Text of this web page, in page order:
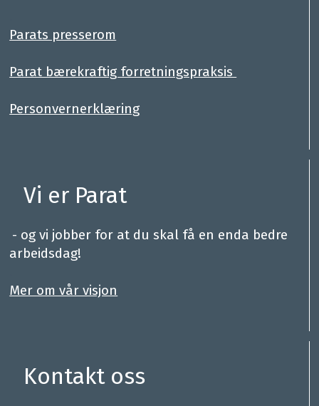
Parats presserom
Parat bærekraftig forretningspraksis
Personvernerklæring
Vi er Parat
- og vi jobber for at du skal få en enda bedre
arbeidsdag!
Mer om vår visjon
Kontakt oss